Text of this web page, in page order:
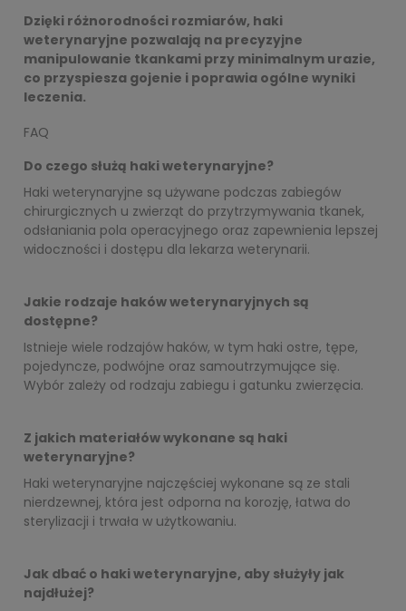
Dzięki różnorodności rozmiarów, haki
weterynaryjne pozwalają na precyzyjne
manipulowanie tkankami przy minimalnym urazie,
co przyspiesza gojenie i poprawia ogólne wyniki
leczenia.
FAQ
Do czego służą haki weterynaryjne?
Haki weterynaryjne są używane podczas zabiegów
chirurgicznych u zwierząt do przytrzymywania tkanek,
odsłaniania pola operacyjnego oraz zapewnienia lepszej
widoczności i dostępu dla lekarza weterynarii.
Jakie rodzaje haków weterynaryjnych są
dostępne?
Istnieje wiele rodzajów haków, w tym haki ostre, tępe,
pojedyncze, podwójne oraz samoutrzymujące się.
Wybór zależy od rodzaju zabiegu i gatunku zwierzęcia.
Z jakich materiałów wykonane są haki
weterynaryjne?
Haki weterynaryjne najczęściej wykonane są ze stali
nierdzewnej, która jest odporna na korozję, łatwa do
sterylizacji i trwała w użytkowaniu.
Jak dbać o haki weterynaryjne, aby służyły jak
najdłużej?